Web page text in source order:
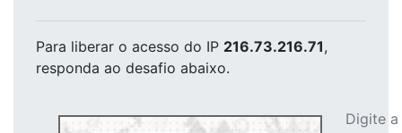
Para liberar o acesso do IP 216.73.216.71,
responda ao desafio abaixo.
Digite